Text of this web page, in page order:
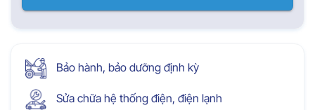
Bảo hành, bảo dưỡng định kỳ
Sửa chữa hệ thống điện, điện lạnh